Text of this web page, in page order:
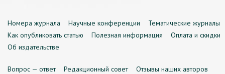
Номера журнала Научные конференции
Тематические журналы
Как опубликовать статью
Полезная информация
Оплата и скидки
Об издательстве
Вопрос — ответ Редакционный совет
Отзывы наших авторов